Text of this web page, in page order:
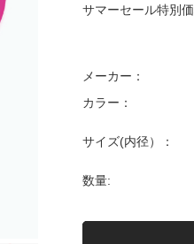
サマーセール特別
メーカー：
カラー：
サイズ(内径）：
数量: